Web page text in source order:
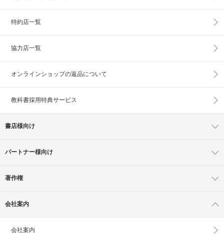
特約店一覧
協力店一覧
オンラインショップの返品について
教科書採用特典サービス
書店様向け
パートナー様向け
著作権
会社案内
会社案内